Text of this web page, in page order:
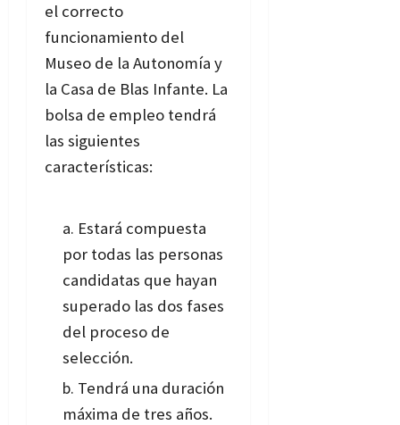
el correcto
funcionamiento del
Museo de la Autonomía y
la Casa de Blas Infante. La
bolsa de empleo tendrá
las siguientes
características:
Estará compuesta
por todas las personas
candidatas que hayan
superado las dos fases
del proceso de
selección.
Tendrá una duración
máxima de tres años.